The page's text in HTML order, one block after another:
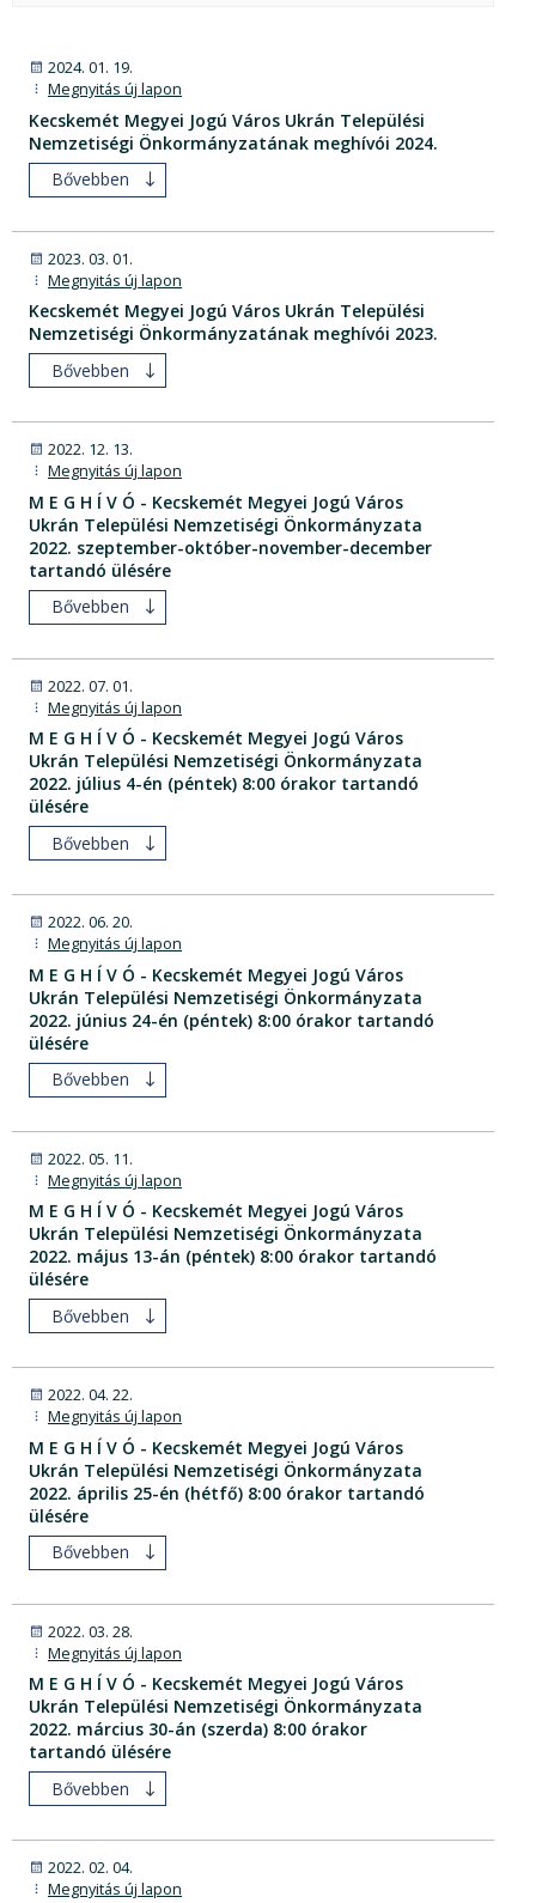
2024. 01. 19.
Megnyitás új lapon
Kecskemét Megyei Jogú Város Ukrán Települési
Nemzetiségi Önkormányzatának meghívói 2024.
Bővebben
2023. 03. 01.
Megnyitás új lapon
Kecskemét Megyei Jogú Város Ukrán Települési
Nemzetiségi Önkormányzatának meghívói 2023.
Bővebben
2022. 12. 13.
Megnyitás új lapon
M E G H Í V Ó - Kecskemét Megyei Jogú Város
Ukrán Települési Nemzetiségi Önkormányzata
2022. szeptember-október-november-december
tartandó ülésére
Bővebben
2022. 07. 01.
Megnyitás új lapon
M E G H Í V Ó - Kecskemét Megyei Jogú Város
Ukrán Települési Nemzetiségi Önkormányzata
2022. július 4-én (péntek) 8:00 órakor tartandó
ülésére
Bővebben
2022. 06. 20.
Megnyitás új lapon
M E G H Í V Ó - Kecskemét Megyei Jogú Város
Ukrán Települési Nemzetiségi Önkormányzata
2022. június 24-én (péntek) 8:00 órakor tartandó
ülésére
Bővebben
2022. 05. 11.
Megnyitás új lapon
M E G H Í V Ó - Kecskemét Megyei Jogú Város
Ukrán Települési Nemzetiségi Önkormányzata
2022. május 13-án (péntek) 8:00 órakor tartandó
ülésére
Bővebben
2022. 04. 22.
Megnyitás új lapon
M E G H Í V Ó - Kecskemét Megyei Jogú Város
Ukrán Települési Nemzetiségi Önkormányzata
2022. április 25-én (hétfő) 8:00 órakor tartandó
ülésére
Bővebben
2022. 03. 28.
Megnyitás új lapon
M E G H Í V Ó - Kecskemét Megyei Jogú Város
Ukrán Települési Nemzetiségi Önkormányzata
2022. március 30-án (szerda) 8:00 órakor
tartandó ülésére
Bővebben
2022. 02. 04.
Megnyitás új lapon